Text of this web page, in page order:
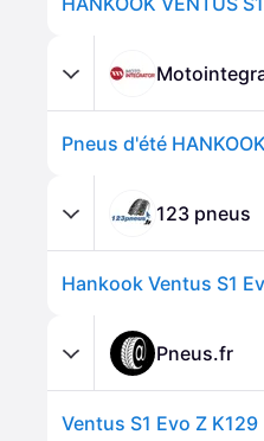
Pneus d'été
123 pneus
Pneus.fr
Ventus S1 Evo Z K129